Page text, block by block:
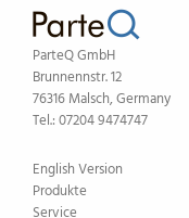
ParteQ GmbH
Brunnennstr. 12
76316 Malsch, Germany
Tel.: 07204 9474747
English Version
Produkte
Service